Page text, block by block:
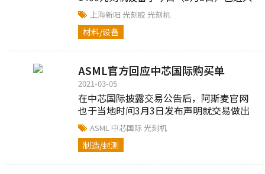
合作方北方集成电路技术创新中心（北
京）有限公司场地...
上海新阳光刻胶光刻机
材料/设备
ASML官方回应中芯国际购买单
2021-03-05
在中芯国际披露交易公告后，阿斯麦官网
也于当地时间3月3日发布声明就交易做出
进一步说明。阿斯麦在其官网披露...
ASML 中芯国际光刻机
制造/封测